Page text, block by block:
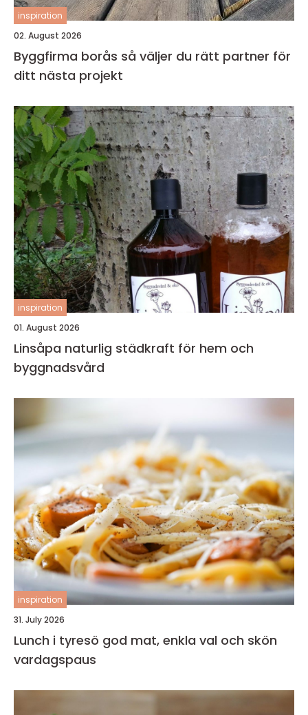
inspiration
02. August 2026
Byggfirma borås så väljer du rätt partner för
ditt nästa projekt
inspiration
01. August 2026
Linsåpa naturlig städkraft för hem och
byggnadsvård
inspiration
31. July 2026
Lunch i tyresö god mat, enkla val och skön
vardagspaus